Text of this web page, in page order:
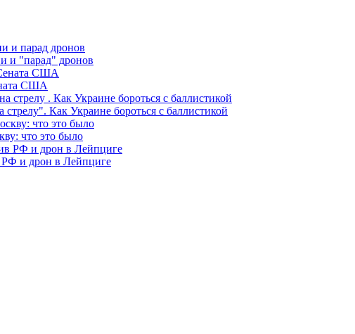
и "парад" дронов
США
стрелу". Как Украине бороться с баллистикой
что это было
и дрон в Лейпциге